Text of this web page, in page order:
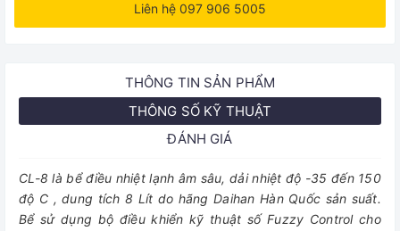
Liên hệ 097 906 5005
THÔNG TIN SẢN PHẨM
THÔNG SỐ KỸ THUẬT
ĐÁNH GIÁ
CL-8 là bể điều nhiệt lạnh âm sâu, dải nhiệt độ -35 đến 150
độ C , dung tích 8 Lít do hãng Daihan Hàn Quốc sản suất.
Bể sử dụng bộ điều khiển kỹ thuật số Fuzzy Control cho